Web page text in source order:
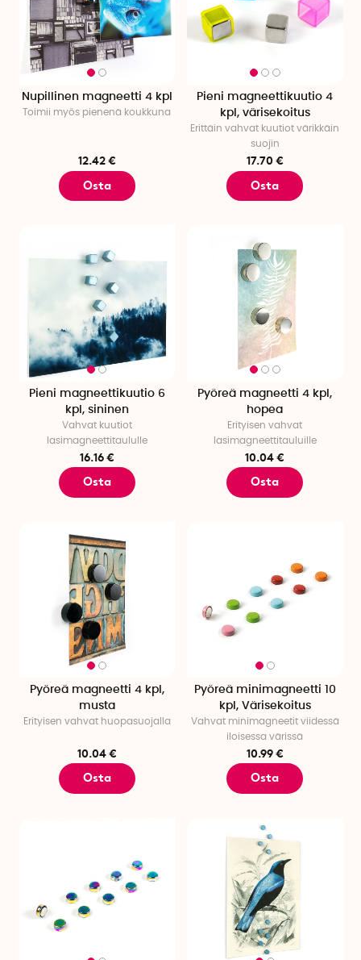
Nupillinen magneetti 4 kpl
Toimii myös pienenä koukkuna
12.42 €
Osta
Pieni magneettikuutio 4
kpl, värisekoitus
Erittäin vahvat kuutiot värikkäin
suojin
17.70 €
Osta
Pieni magneettikuutio 6
kpl, sininen
Vahvat kuutiot
lasimagneettitaululle
16.16 €
Osta
Pyöreä magneetti 4 kpl,
hopea
Erityisen vahvat
lasimagneettitauluille
10.04 €
Osta
Pyöreä magneetti 4 kpl,
musta
Erityisen vahvat huopasuojalla
10.04 €
Osta
Pyöreä minimagneetti 10
kpl, Värisekoitus
Vahvat minimagneetit viidessä
iloisessa värissä
10.99 €
Osta